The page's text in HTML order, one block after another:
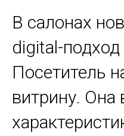
В салонах
digital-
Посетитель
витрину.